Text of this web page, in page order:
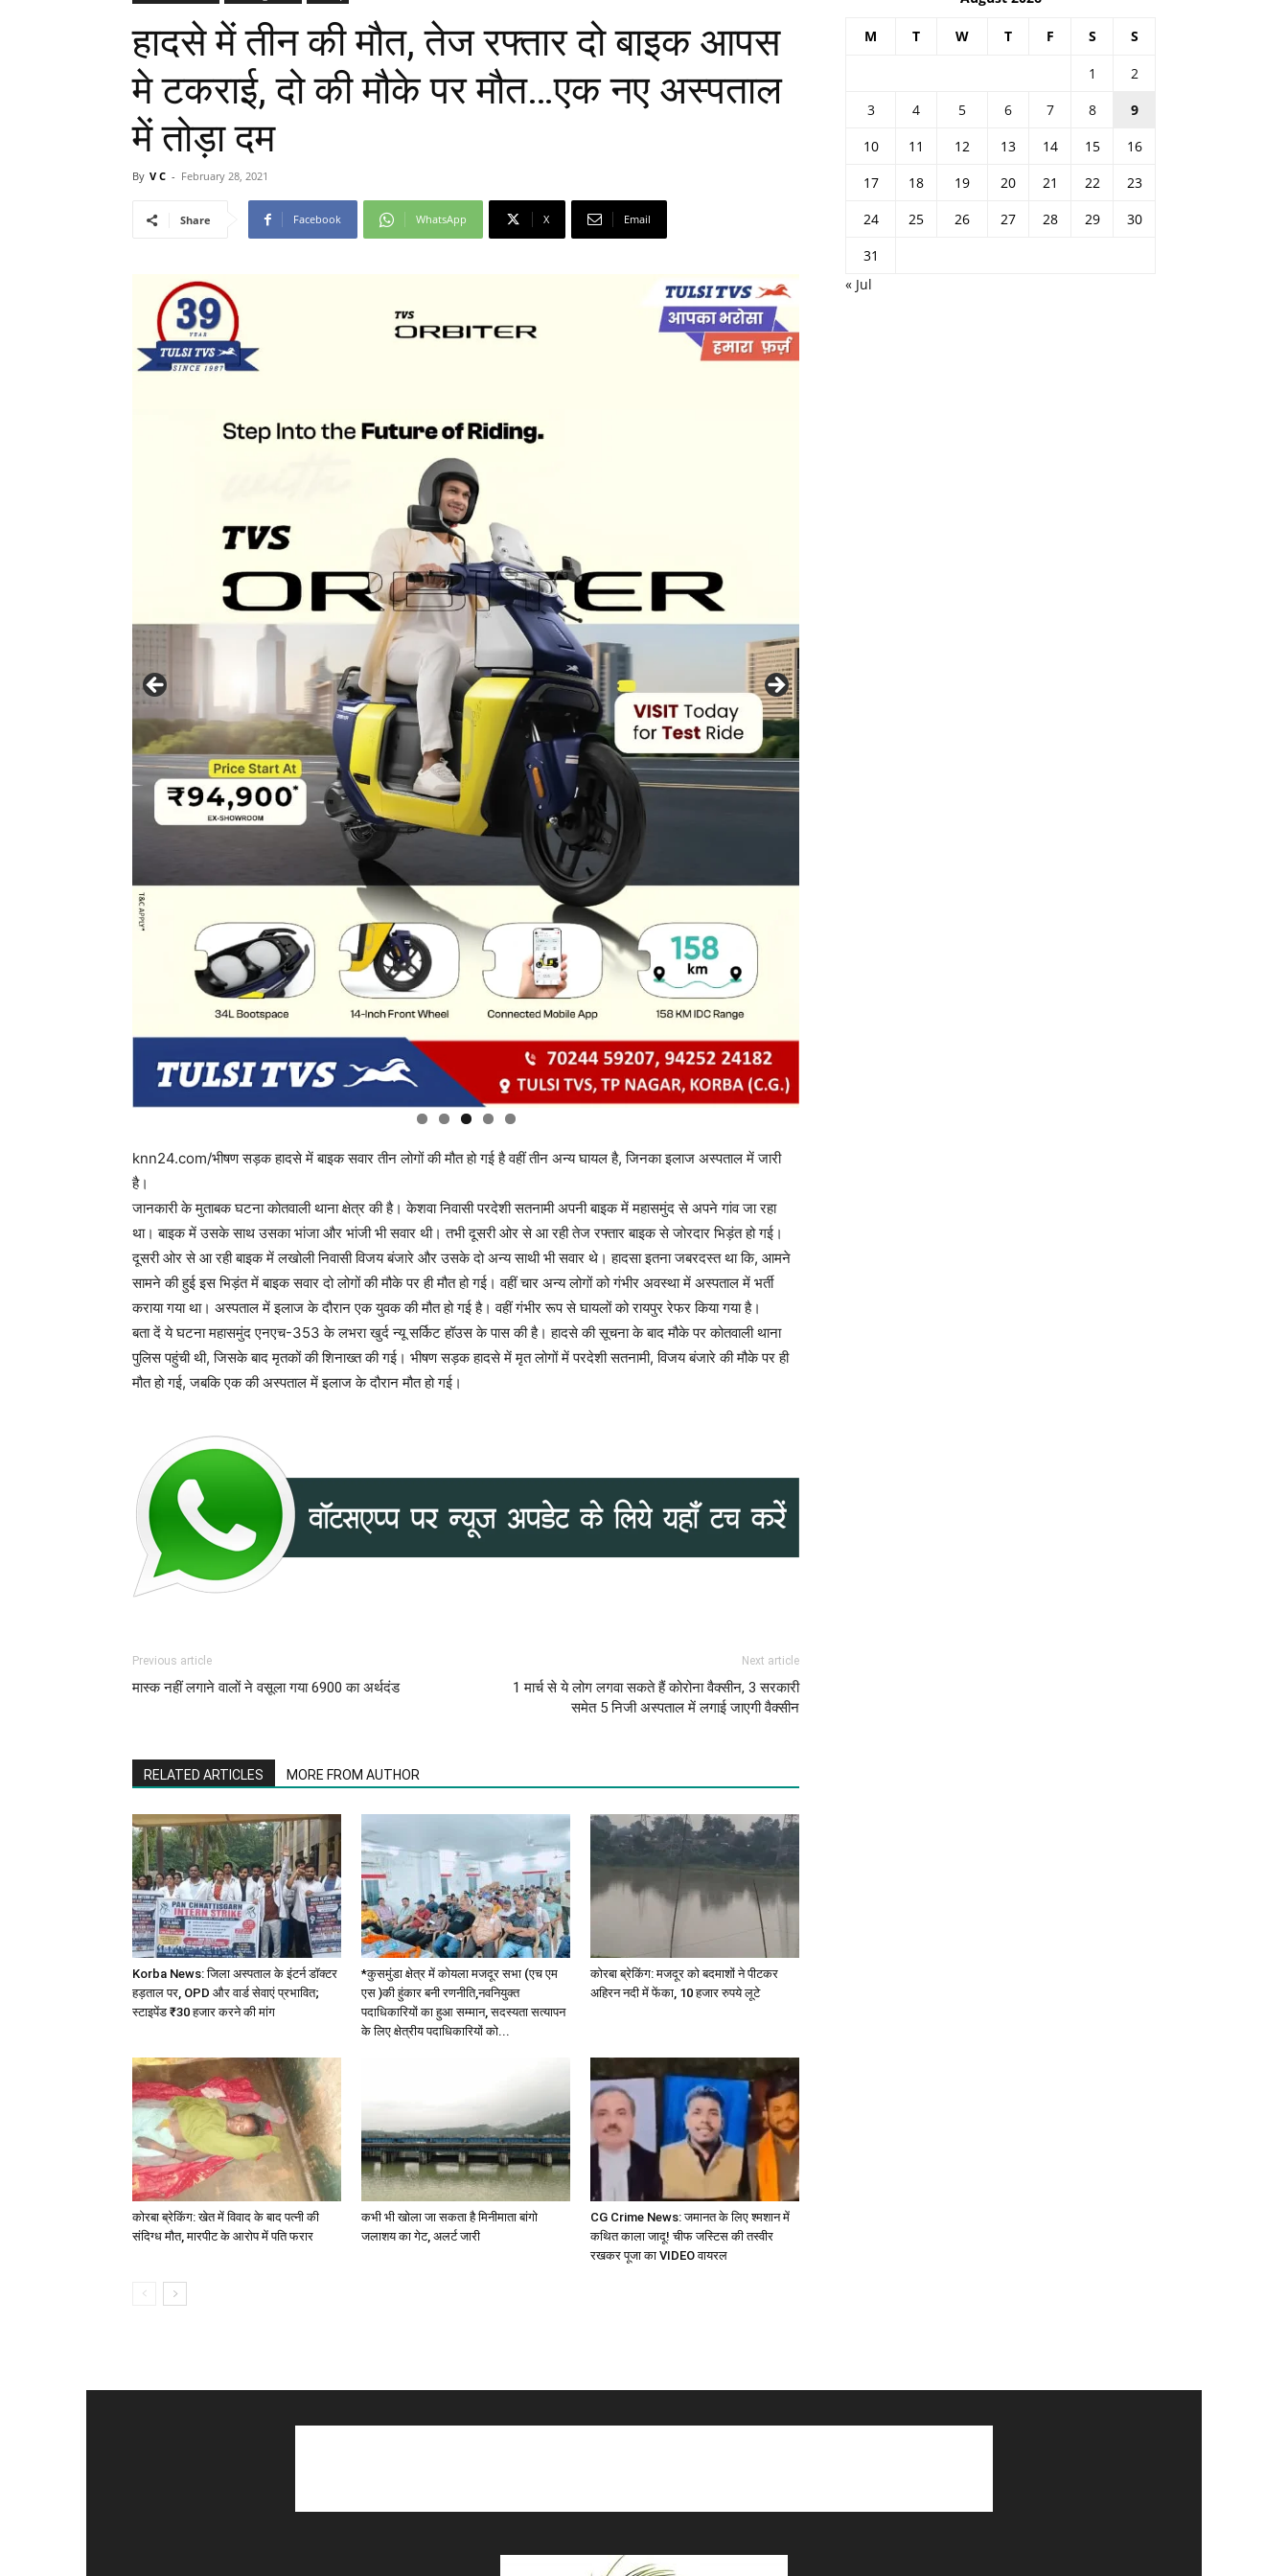
Network
हादसे में तीन की मौत, तेज रफ्तार दो बाइक आपस
मे टकराई, दो की मौके पर मौत…एक नए अस्पताल
में तोड़ा दम
By V C - February 28, 2021
Share Facebook WhatsApp X Email
knn24.com/भीषण सड़क हादसे में बाइक सवार तीन लोगों की मौत हो गई है वहीं तीन अन्य घायल है, जिनका इलाज अस्पताल में जारी
है।
जानकारी के मुताबक घटना कोतवाली थाना क्षेत्र की है। केशवा निवासी परदेशी सतनामी अपनी बाइक में महासमुंद से अपने गांव जा रहा
था। बाइक में उसके साथ उसका भांजा और भांजी भी सवार थी। तभी दूसरी ओर से आ रही तेज रफ्तार बाइक से जोरदार भिड़ंत हो गई।
दूसरी ओर से आ रही बाइक में लखोली निवासी विजय बंजारे और उसके दो अन्य साथी भी सवार थे। हादसा इतना जबरदस्त था कि, आमने
सामने की हुई इस भिड़ंत में बाइक सवार दो लोगों की मौके पर ही मौत हो गई। वहीं चार अन्य लोगों को गंभीर अवस्था में अस्पताल में भर्ती
कराया गया था। अस्पताल में इलाज के दौरान एक युवक की मौत हो गई है। वहीं गंभीर रूप से घायलों को रायपुर रेफर किया गया है।
बता दें ये घटना महासमुंद एनएच-353 के लभरा खुर्द न्यू सर्किट हॉउस के पास की है। हादसे की सूचना के बाद मौके पर कोतवाली थाना
पुलिस पहुंची थी, जिसके बाद मृतकों की शिनाख्त की गई। भीषण सड़क हादसे में मृत लोगों में परदेशी सतनामी, विजय बंजारे की मौके पर ही
मौत हो गई, जबकि एक की अस्पताल में इलाज के दौरान मौत हो गई।
Previous article
मास्क नहीं लगाने वालों ने वसूला गया 6900 का अर्थदंड
Next article
1 मार्च से ये लोग लगवा सकते हैं कोरोना वैक्सीन, 3 सरकारी
समेत 5 निजी अस्पताल में लगाई जाएगी वैक्सीन
RELATED ARTICLES MORE FROM AUTHOR
Korba News: जिला अस्पताल के इंटर्न डॉक्टर
हड़ताल पर, OPD और वार्ड सेवाएं प्रभावित;
स्टाइपेंड ₹30 हजार करने की मांग
*कुसमुंडा क्षेत्र में कोयला मजदूर सभा (एच एम
एस )की हुंकार बनी रणनीति,नवनियुक्त
पदाधिकारियों का हुआ सम्मान, सदस्यता सत्यापन
के लिए क्षेत्रीय पदाधिकारियों को...
कोरबा ब्रेकिंग: मजदूर को बदमाशों ने पीटकर
अहिरन नदी में फेंका, 10 हजार रुपये लूटे
कोरबा ब्रेकिंग: खेत में विवाद के बाद पत्नी की
संदिग्ध मौत, मारपीट के आरोप में पति फरार
कभी भी खोला जा सकता है मिनीमाता बांगो
जलाशय का गेट, अलर्ट जारी
CG Crime News: जमानत के लिए श्मशान में
कथित काला जादू! चीफ जस्टिस की तस्वीर
रखकर पूजा का VIDEO वायरल
M T W T F S S
1
2
3
4 5 6 7 8
9
10
11 12 13 14 15
16
17
18 19 20 21 22
23
24
25 26 27 28 29
30
31
« Jul